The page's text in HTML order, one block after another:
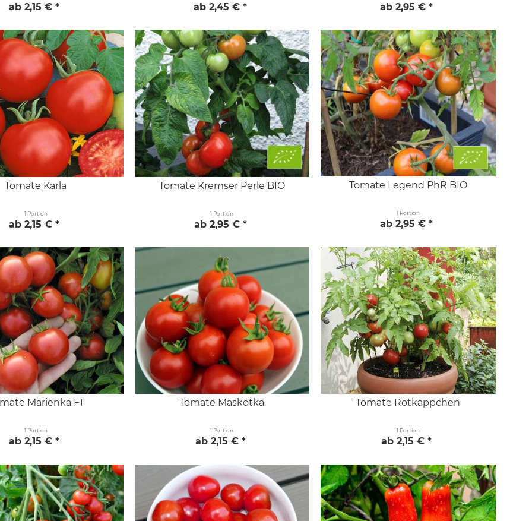
ab 2,15 € * ab 2,45 € * ab 2,95 € *
Tomate Karla
1 Portion
ab 2,15 € *
Tomate Kremser Perle BIO
1 Portion
ab 2,95 € *
Tomate Legend PhR BIO
1 Portion
ab 2,95 € *
Marienka F1
1 Portion
ab 2,15 € *
Tomate Maskotka
1 Portion
ab 2,15 € *
Tomate Rotkäppchen
1 Portion
ab 2,15 € *